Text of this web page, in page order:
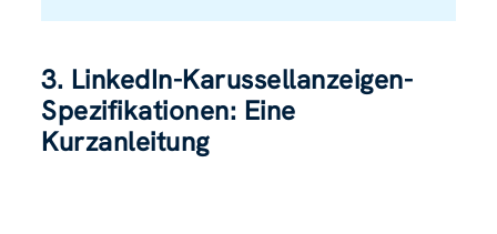
3. LinkedIn-Karussellanzeigen-
Spezifikationen: Eine
Kurzanleitung